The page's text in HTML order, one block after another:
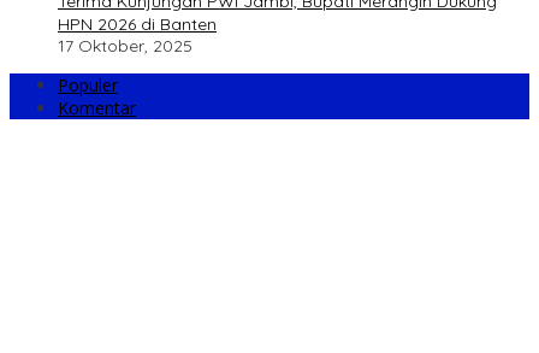
HPN 2026 di Banten
17 Oktober, 2025
Populer
Komentar